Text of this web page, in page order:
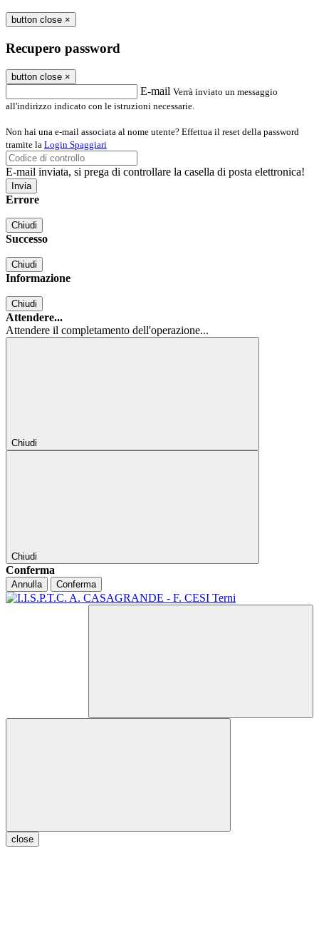
button close ×
Recupero password
button close ×
E-mail Verrà inviato un messaggio
all'indirizzo indicato con le istruzioni necessarie.
Non hai una e-mail associata al nome utente? Effettua il reset della password
tramite la Login Spaggiari
E-mail inviata, si prega di controllare la casella di posta elettronica!
Errore
Chiudi
Successo
Chiudi
Informazione
Chiudi
Attendere...
Attendere il completamento dell'operazione...
Chiudi
Chiudi
Conferma
Annulla Conferma
close